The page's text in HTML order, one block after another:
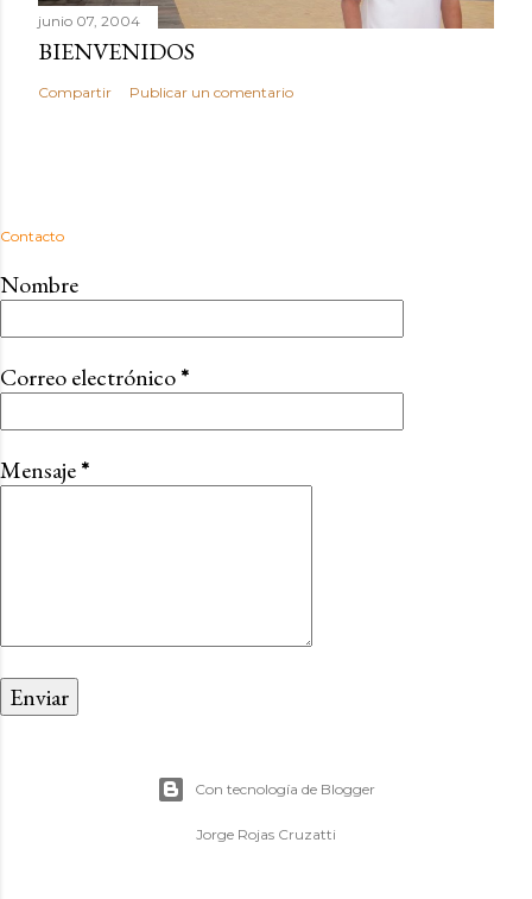
junio 07, 2004
BIENVENIDOS
Compartir Publicar un comentario
Contacto
Nombre
Correo electrónico*
Mensaje*
Con tecnología de Blogger
Jorge Rojas Cruzatti